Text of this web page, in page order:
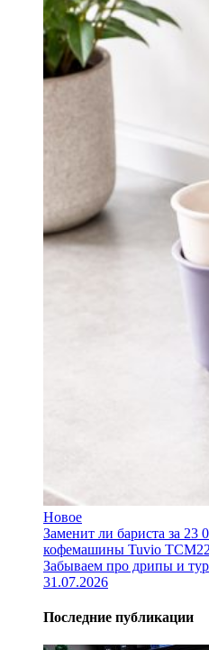
Новое
Заменит ли бариста за 23
кофемашины Tuvio
Забываем про дрипы и
31.07.2026
Последние публикации